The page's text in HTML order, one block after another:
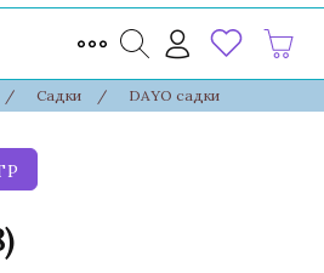
/ Садки / DAYO садки